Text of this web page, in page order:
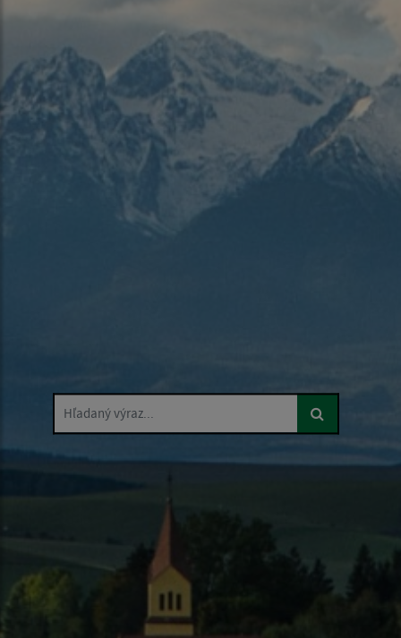
Hľadaný výraz...